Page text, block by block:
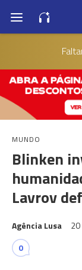
MUNDO
Blinken
Lavrov
Agência Lusa
0